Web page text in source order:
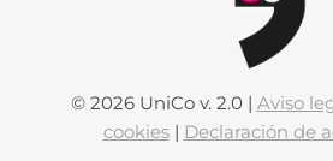
© 2026 UniCo v. 2.0 | Aviso
cookies| Declaración de